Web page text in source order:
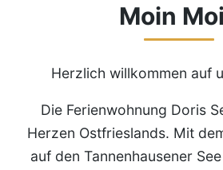
Moin
Herzlich willkommen auf
Die Ferienwohnung Doris
Herzen Ostfrieslands. Mit
auf den Tannenhausener